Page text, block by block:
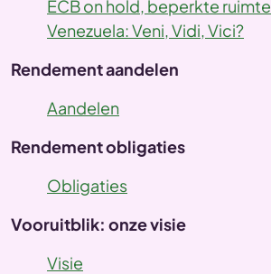
ECB on hold, beperkte
Venezuela: Veni, Vidi, Vici?
Rendement aandelen
Aandelen
Rendement obligaties
Obligaties
Vooruitblik: onze visie
Visie